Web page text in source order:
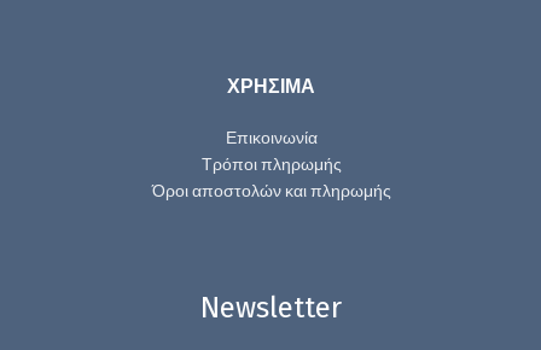
ΧΡΗΣΙΜΑ
Επικοινωνία
Τρόποι πληρωμής
Όροι αποστολών και πληρωμής
Newsletter